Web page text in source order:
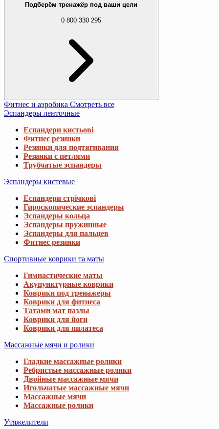
Подберём тренажёр под ваши цели
0 800 330 295
Фитнес и аэробика Смотреть все
Эспандеры ленточные
Еспандери кистьові
Фитнес резинки
Резинки для подтягивания
Резинки с петлями
Трубчатые эспандеры
Эспандеры кистевые
Еспандери стрічкові
Гироскопические эспандеры
Эспандеры кольца
Эспандеры пружинные
Эспандеры для пальцев
Фитнес резинки
Спортивные коврики та маты
Гимнастические маты
Акупунктурные коврики
Коврики под тренажеры
Коврики для фитнеса
Татами мат пазлы
Коврики для йоги
Коврики для пилатеса
Массажные мячи и ролики
Гладкие массажные ролики
Ребристые массажные ролики
Двойные массажные мячи
Игольчатые массажные мячи
Массажные мячи
Массажные ролики
Утяжелители